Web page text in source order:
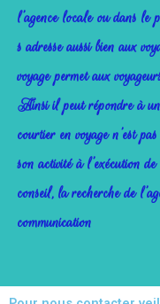
l’agence locale ou dans le
s adresse aussi bien aux
voyage permet aux
Ainsi il peut répondre à
courtier en voyage n’est
son activité à l’exécution
conseil, la recherche de
communication